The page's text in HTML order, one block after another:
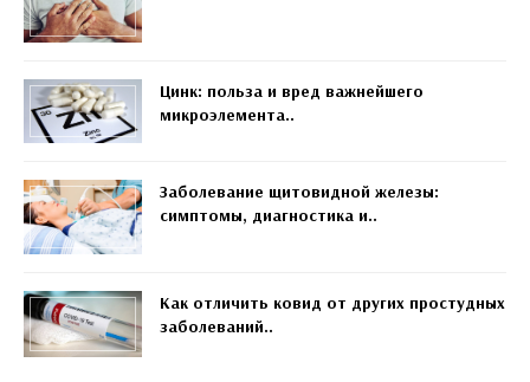
Цинк: польза и вред важнейшего
микроэлемента..
Заболевание щитовидной железы:
симптомы, диагностика и..
Как отличить ковид от других простудных
заболеваний..